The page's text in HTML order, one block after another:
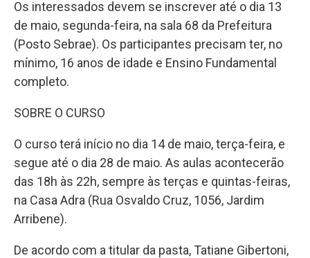
Os interessados devem se inscrever até o dia 13
de maio, segunda-feira, na sala 68 da Prefeitura
(Posto Sebrae). Os participantes precisam ter, no
mínimo, 16 anos de idade e Ensino Fundamental
completo.
SOBRE O CURSO
O curso terá início no dia 14 de maio, terça-feira, e
segue até o dia 28 de maio. As aulas acontecerão
das 18h às 22h, sempre às terças e quintas-feiras,
na Casa Adra (Rua Osvaldo Cruz, 1056, Jardim
Arribene).
De acordo com a titular da pasta, Tatiane Gibertoni,